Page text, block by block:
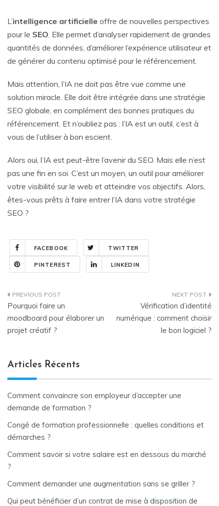
L’intelligence artificielle offre de nouvelles perspectives
pour le SEO . Elle permet d’analyser rapidement de grandes
quantités de données, d’améliorer l’expérience utilisateur et
de générer du contenu optimisé pour le référencement.
Mais attention, l’IA ne doit pas être vue comme une
solution miracle. Elle doit être intégrée dans une stratégie
SEO globale, en complément des bonnes pratiques du
référencement. Et n’oubliez pas : l’IA est un outil, c’est à
vous de l’utiliser à bon escient.
Alors oui, l’IA est peut-être l’avenir du SEO. Mais elle n’est
pas une fin en soi. C’est un moyen, un outil pour améliorer
votre visibilité sur le web et atteindre vos objectifs. Alors,
êtes-vous prêts à faire entrer l’IA dans votre stratégie
SEO ?
FACEBOOK TWITTER
PINTEREST LINKEDIN
Navigation
de
l’article
Pourquoi faire un
moodboard pour élaborer un
projet créatif ?
Vérification d’identité
numérique : comment choisir
le bon logiciel ?
Articles Récents
Comment convaincre son employeur d’accepter une
demande de formation ?
Congé de formation professionnelle : quelles conditions et
démarches ?
Comment savoir si votre salaire est en dessous du marché
?
Comment demander une augmentation sans se griller ?
Qui peut bénéficier d’un contrat de mise à disposition de